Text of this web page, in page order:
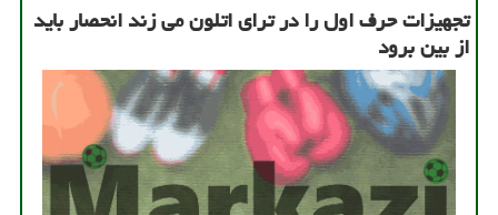
تجهیزات حرف اول را در ترای اتلون می زند انحصار باید
از بین برود